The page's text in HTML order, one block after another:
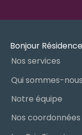
Bonjour
Nos services
Qui sommes-nous
Notre équipe
Nos coordonnées